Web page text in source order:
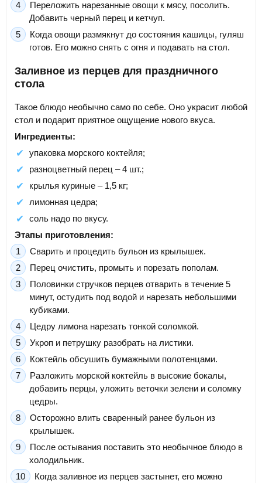
Переложить нарезанные овощи к мясу, посолить.
Добавить черный перец и кетчуп.
Когда овощи размякнут до состояния кашицы, гуляш
готов. Его можно снять с огня и подавать на стол.
Заливное из перцев для праздничного
стола
Такое блюдо необычно само по себе. Оно украсит любой
стол и подарит приятное ощущение нового вкуса.
Ингредиенты:
упаковка морского коктейля;
разноцветный перец – 4 шт.;
крылья куриные – 1,5 кг;
лимонная цедра;
соль надо по вкусу.
Этапы приготовления:
Сварить и процедить бульон из крылышек.
Перец очистить, промыть и порезать пополам.
Половинки стручков перцев отварить в течение 5
минут, остудить под водой и нарезать небольшими
кубиками.
Цедру лимона нарезать тонкой соломкой.
Укроп и петрушку разобрать на листики.
Коктейль обсушить бумажными полотенцами.
Разложить морской коктейль в высокие бокалы,
добавить перцы, уложить веточки зелени и соломку
цедры.
Осторожно влить сваренный ранее бульон из
крылышек.
После остывания поставить это необычное блюдо в
холодильник.
Когда заливное из перцев застынет, его можно